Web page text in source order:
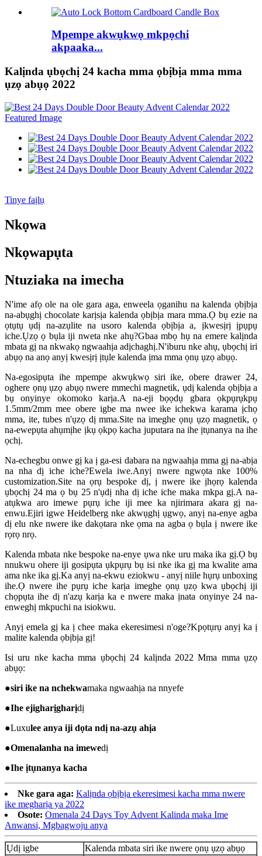
Mpempe akwụkwọ mkpọchi
akpaaka...
Kalịnda ụbọchị 24 kacha mma ọbịbịa mma mma
ụzọ abụọ 2022
Tinye faịlụ
Nkọwa
Nkọwapụta
Ntuziaka na imecha
N'ime afọ ole na ole gara aga, enweela ọganihu na kalenda ọbịbịa
na-abụghị chocolate karịsịa kalenda ọbịbịa mara mma.Ọ bụ ezie na
ọtụtụ ụdị na-azụlite na usoro kalenda ọbịbịa a, ịkwesịrị ịpụpụ
iche.Ụzọ ọ bụla iji nweta nke ahụ?Gbaa mbọ hụ na emere kalịnda
mbata gị na nkwakọ ngwaahịa adịchaghị.N'iburu nke ahụ, ụbọchị iri
abụọ na anọ anyị kwesịrị ịtụle kalenda ịma mma ọnụ ụzọ abụọ.
Na-egosipụta ihe mpempe akwụkwọ siri ike, obere drawer 24,
oghere ọnụ ụzọ abụọ nwere mmechi magnetik, ụdị kalenda ọbịbịa a
bụ onyinye okomoko karịa.A na-eji bọọdụ gbara ọkpụrụkpụ
1.5mm/2mm mee obere igbe ma nwee ike ichekwa karama ịchọ
mma, ite, tubes n'ụzọ dị mma.Site na imeghe ọnụ ụzọ magnetik, ọ
na-ewepụta ahụmịhe ịkụ ọkpọ kacha juputara na ihe ịtụnanya na ihe
ọchị.
Na-echegbu onwe gị ka ị ga-esi dabara na ngwaahịa mma gị na-abịa
na nha dị iche iche?Ewela iwe.Anyị nwere ngwọta nke 100%
customization.Site na ọrụ bespoke dị, ị nwere ike ịhọrọ kalenda
ụbọchị 24 ma ọ bụ 25 n'ụdị nha dị iche iche maka mkpa gị.A na-
atụkwa aro imewe pụrụ iche iji mee ka njirimara akara gị na-
enwu.Ejiri igwe Heidelberg nke akwụghị ụgwọ, anyị na-enye agba
dị elu nke nwere ike dakọtara nke ọma na agba ọ bụla ị nwere ike
rọrọ nrọ.
Kalenda mbata nke bespoke na-enye ụwa nke uru maka ika gị.Ọ bụ
nnukwu ohere iji gosipụta ụkpụrụ bụ isi nke ika gị ma kwalite ama
ama nke ika gị.Ka anyị na-ekwu eziokwu - anyị niile hụrụ unboxing
ihe.Ọ nwere ihe pụrụ iche karịa imeghe ọnụ ụzọ kwa ụbọchị iji
chọpụta ihe dị n'azụ karịa ka e nwere maka ịnata onyinye 24 na-
enweghị mkpuchi na isiokwu.
Anyị emela gị ka ị chee maka ekeresimesi n'oge?Kpọtụrụ anyị ka ị
malite kalenda ọbịbịa gị!
Isi uru nke kacha mma ụbọchị 24 kalịnda 2022 Mma mma ụzọ
abụọ:
●siri ike na nchekwamaka ngwaahịa na nnyefe
●Ihe ejigharịgharịdị
●Luxulee anya iji dọta ndị na-azụ ahịa
●Omenalanha na imewedị
●Ihe ịtụnanya kacha
Nke gara aga: Kalịnda ọbịbịa ekeresimesi kacha mma nwere
ike megharịa ya 2022
Osote: Omenala 24 Days Toy Advent Kalinda maka Ime
Anwansi, Mgbagwoju anya
Ụdị igbe Kalenda mbata siri ike nwere ọnụ ụzọ abụọ